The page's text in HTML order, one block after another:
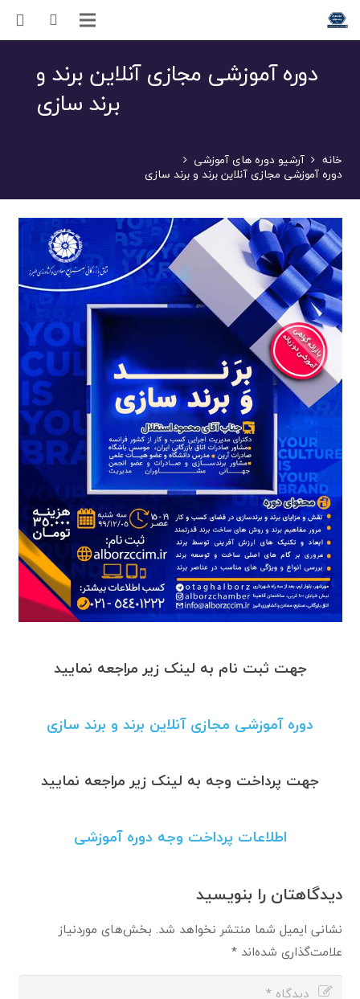
دوره آموزشی مجازی آنلاین برند و
برند سازی
خانه آرشیو دوره های آموزشی
دوره آموزشی مجازی آنلاین برند و برند سازی
جهت ثبت نام به لینک زیر مراجعه نمایید
دوره آموزشی مجازی آنلاین برند و برند سازی
جهت پرداخت وجه به لینک زیر مراجعه نمایید
اطلاعات پرداخت وجه دوره آموزشی
دیدگاهتان را بنویسید
نشانی ایمیل شما منتشر نخواهد شد. بخش‌های موردنیاز
علامت‌گذاری شده‌اند*